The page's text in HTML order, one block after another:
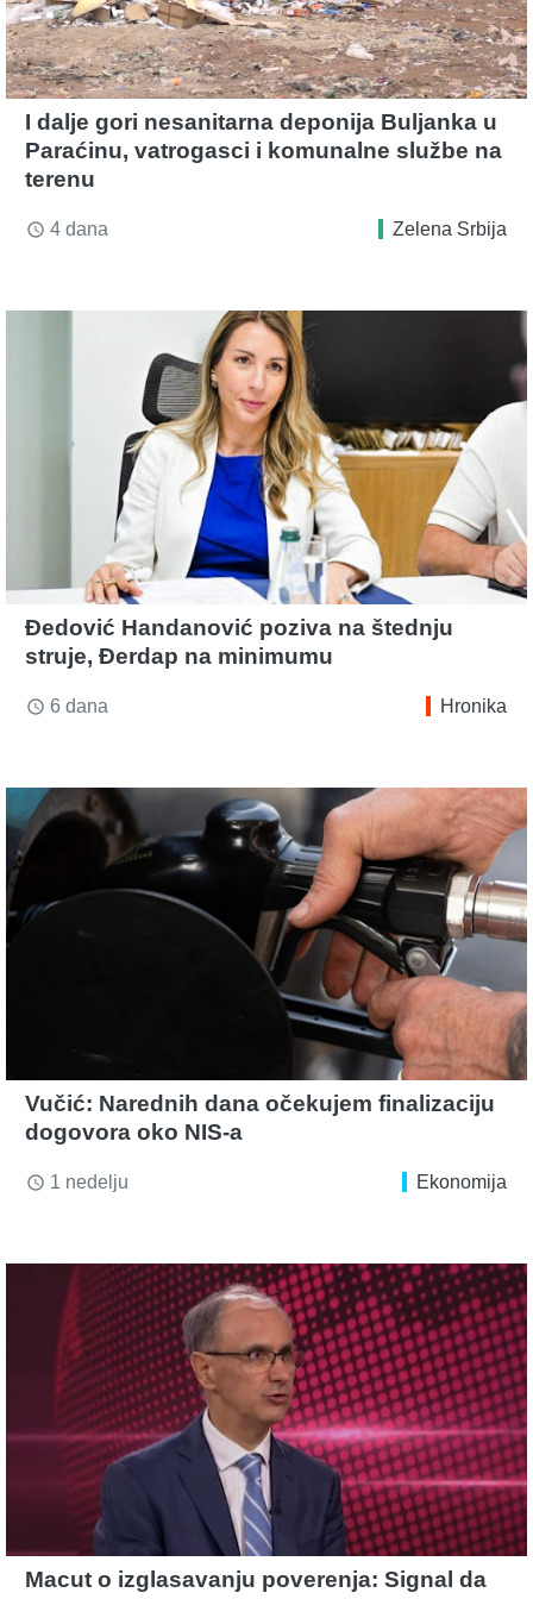
I dalje gori nesanitarna deponija Buljanka u
Paraćinu, vatrogasci i komunalne službe na
terenu
access_time 4 dana Zelena Srbija
Đedović Handanović poziva na štednju
struje, Đerdap na minimumu
access_time 6 dana Hronika
Vučić: Narednih dana očekujem finalizaciju
dogovora oko NIS-a
access_time 1 nedelju Ekonomija
Macut o izglasavanju poverenja: Signal da